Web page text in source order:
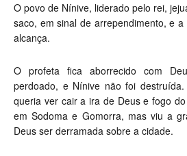
O povo de Nínive, liderado pelo rei,
saco, em sinal de arrependimento, e
alcança.
O profeta fica aborrecido com
perdoado, e Nínive não foi
queria ver cair a ira de Deus e fogo
em Sodoma e Gomorra, mas viu a
Deus ser derramada sobre a cidade.